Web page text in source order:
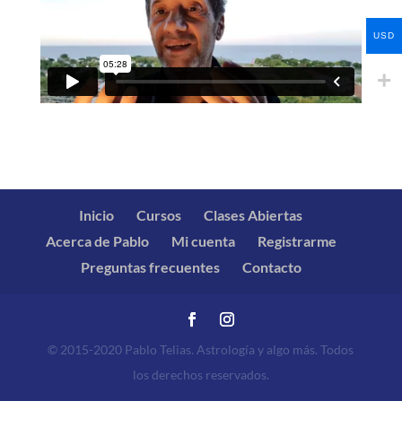
Inicio Cursos
Clases Abiertas
Acerca de Pablo
Mi cuenta
Registrarme
Preguntas frecuentes
Contacto
© 2015-2020 Pablo Telias. Astrología y algo más. Todos
los derechos reservados.
USD